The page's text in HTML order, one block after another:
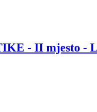
- II mjesto -